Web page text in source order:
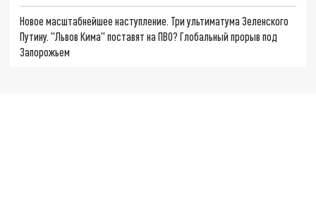
Новое масштабнейшее наступление. Три ультиматума Зеленского
Путину. "Львов Кима" поставят на ПВО? Глобальный прорыв под
Запорожьем